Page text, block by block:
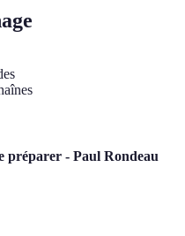
préparer - Paul Rondeau